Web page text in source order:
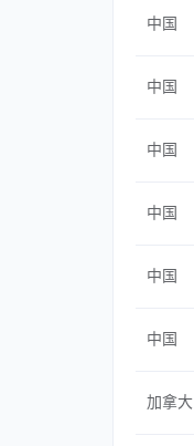
中国
中国
中国
中国
中国
中国
加拿大